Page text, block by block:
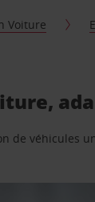
Voiture
de véhicules